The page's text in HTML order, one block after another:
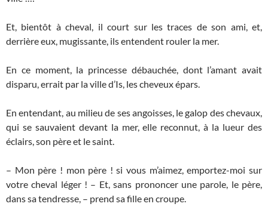
Et, bientôt à cheval, il court sur les traces de son ami, et,
derrière eux, mugissante, ils entendent rouler la mer.
En ce moment, la princesse débauchée, dont l’amant avait
disparu, errait par la ville d’Is, les cheveux épars.
En entendant, au milieu de ses angoisses, le galop des chevaux,
qui se sauvaient devant la mer, elle reconnut, à la lueur des
éclairs, son père et le saint.
– Mon père ! mon père ! si vous m’aimez, emportez-moi sur
votre cheval léger ! – Et, sans prononcer une parole, le père,
dans sa tendresse, – prend sa fille en croupe.